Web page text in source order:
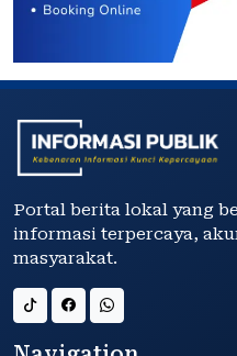
Portal berita lokal yang
informasi terpercaya,
masyarakat.